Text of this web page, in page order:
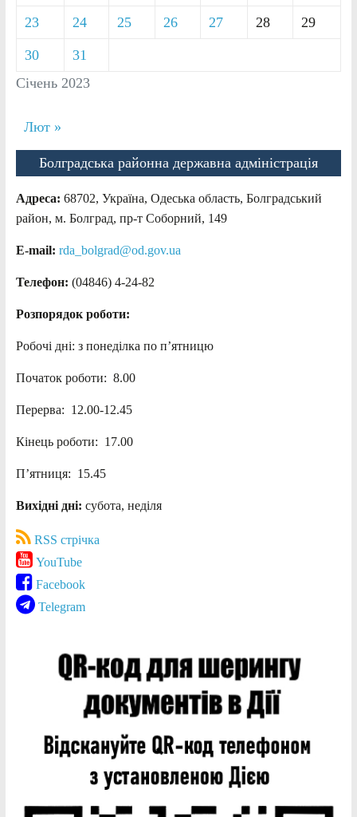
Січень 2023
23 24 25 26 27 28 29
30 31
Лют »
Болградська районна державна адміністрація
Адреса: 68702, Україна, Одеська область, Болградський
район, м. Болград, пр-т Соборний, 149
E-mail: rda_bolgrad@od.gov.ua
Телефон: (04846) 4-24-82
Розпорядок роботи:
Робочі дні: з понеділка по п’ятницю
Початок роботи: 8.00
Перерва: 12.00-12.45
Кінець роботи: 17.00
П’ятниця: 15.45
Вихідні дні: субота, неділя
RSS стрічка
YouTube
Facebook
Telegram